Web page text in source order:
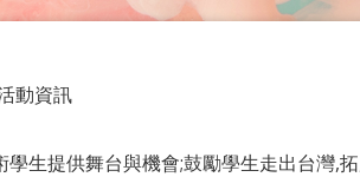
動資訊
生提供舞台與機會;鼓勵學生走出台灣,